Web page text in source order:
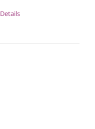
Details